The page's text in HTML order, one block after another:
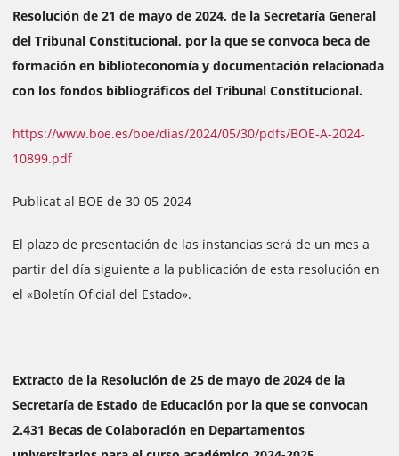
Resolución de 21 de mayo de 2024, de la Secretaría General
del Tribunal Constitucional, por la que se convoca beca de
formación en biblioteconomía y documentación relacionada
con los fondos bibliográficos del Tribunal Constitucional.
https://www.boe.es/boe/dias/2024/05/30/pdfs/BOE-A-2024-
10899.pdf
Publicat al BOE de 30-05-2024
El plazo de presentación de las instancias será de un mes a
partir del día siguiente a la publicación de esta resolución en
el «Boletín Oficial del Estado».
Extracto de la Resolución de 25 de mayo de 2024 de la
Secretaría de Estado de Educación por la que se convocan
2.431 Becas de Colaboración en Departamentos